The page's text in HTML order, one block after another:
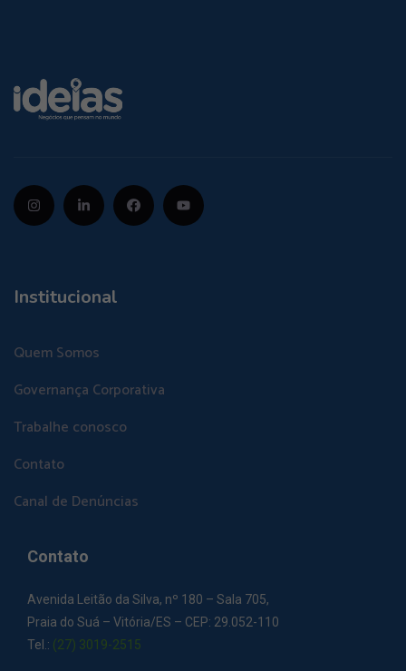
Institucional
Quem Somos
Governança Corporativa
Trabalhe conosco
Contato
Canal de Denúncias
Contato
Avenida Leitão da Silva, nº 180 – Sala 705,
Praia do Suá – Vitória/ES – CEP: 29.052-110
Tel.: (27) 3019-2515